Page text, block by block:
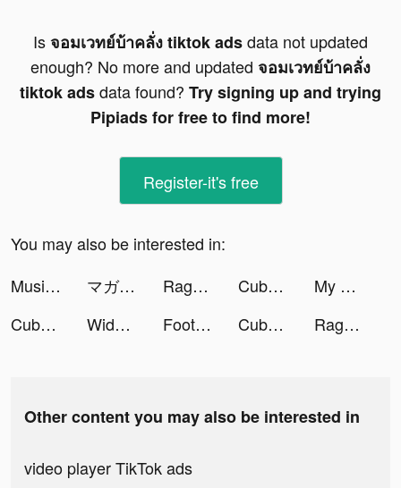
Isจอมเวทย์บ้าคลั่ง tiktok adsdata not updated
enough? No more and updated จอมเวทย์บ้าคลั่ง
tiktok adsdata found? Try signing up and trying
Pipiads for free to find more!
Register-it's free
You may also be interested in:
Music Dash - Full Mod Fight tiktok ads
マガポケ tiktok ads Rage Mage tiktok ads Cubohue tiktok ads
My Hotpot Story tiktok ads
Cubohue tiktok ads
Widgetable: Lock Screen Widget tiktok ads Football Soccer Ultra tiktok ads Cubohue tiktok ads Rage Mage tiktok ads
Other content you may also be interested in
video player TikTok ads